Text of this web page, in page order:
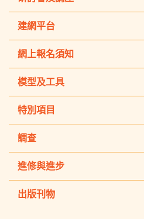
建網平台
網上報名須知
模型及工具
特別項目
調查
進修與進步
出版刊物